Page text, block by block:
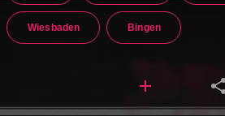
Wiesbaden Bingen